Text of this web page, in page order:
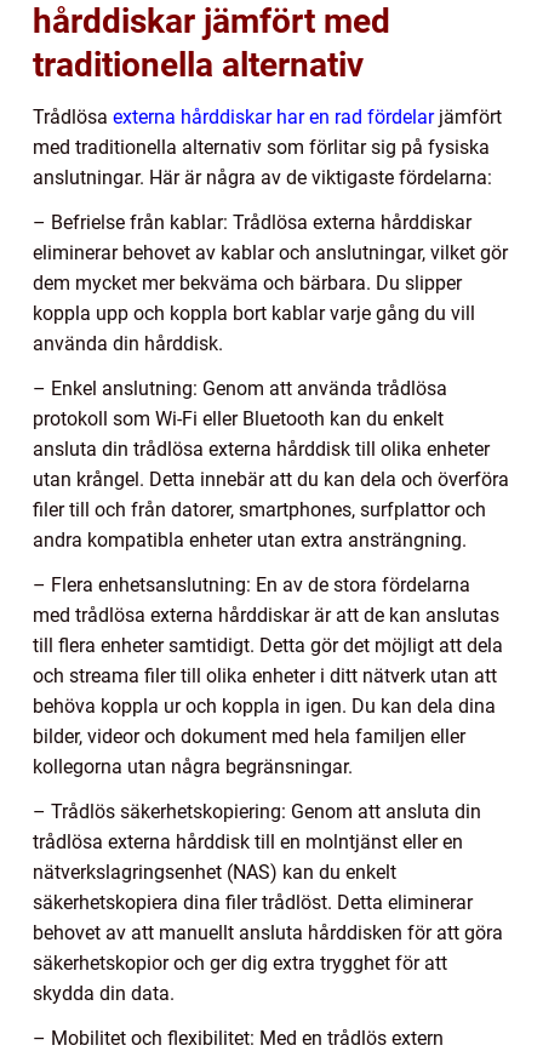
hårddiskar jämfört med
traditionella alternativ
Trådlösa externa hårddiskar har en rad fördelarjämfört
med traditionella alternativ som förlitar sig på fysiska
anslutningar. Här är några av de viktigaste fördelarna:
– Befrielse från kablar: Trådlösa externa hårddiskar
eliminerar behovet av kablar och anslutningar, vilket gör
dem mycket mer bekväma och bärbara. Du slipper
koppla upp och koppla bort kablar varje gång du vill
använda din hårddisk.
– Enkel anslutning: Genom att använda trådlösa
protokoll som Wi-Fi eller Bluetooth kan du enkelt
ansluta din trådlösa externa hårddisk till olika enheter
utan krångel. Detta innebär att du kan dela och överföra
filer till och från datorer, smartphones, surfplattor och
andra kompatibla enheter utan extra ansträngning.
– Flera enhetsanslutning: En av de stora fördelarna
med trådlösa externa hårddiskar är att de kan anslutas
till flera enheter samtidigt. Detta gör det möjligt att dela
och streama filer till olika enheter i ditt nätverk utan att
behöva koppla ur och koppla in igen. Du kan dela dina
bilder, videor och dokument med hela familjen eller
kollegorna utan några begränsningar.
– Trådlös säkerhetskopiering: Genom att ansluta din
trådlösa externa hårddisk till en molntjänst eller en
nätverkslagringsenhet (NAS) kan du enkelt
säkerhetskopiera dina filer trådlöst. Detta eliminerar
behovet av att manuellt ansluta hårddisken för att göra
säkerhetskopior och ger dig extra trygghet för att
skydda din data.
– Mobilitet och flexibilitet: Med en trådlös extern